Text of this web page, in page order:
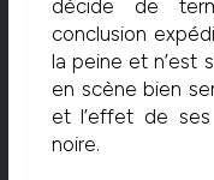
décide de
conclusion
la peine et n’est
en scène bien
et l’effet de
noire.